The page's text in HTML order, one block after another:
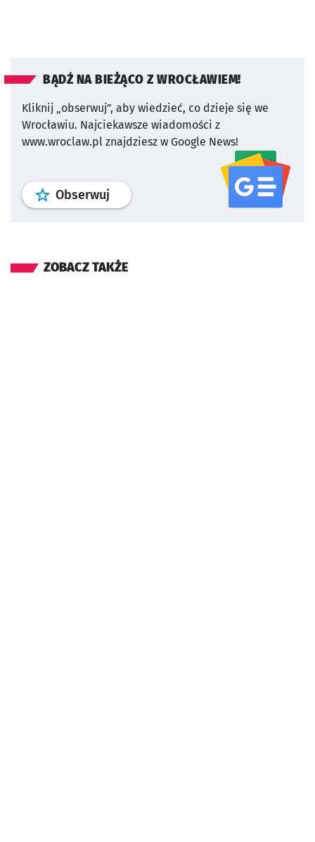
BĄDŹ NA BIEŻĄCO Z WROCŁAWIEM!
Kliknij „obserwuj”, aby wiedzieć, co dzieje się we
Wrocławiu. Najciekawsze wiadomości z
www.wroclaw.pl znajdziesz w Google News!
Obserwuj profil serwisu
ZOBACZ TAKŻE